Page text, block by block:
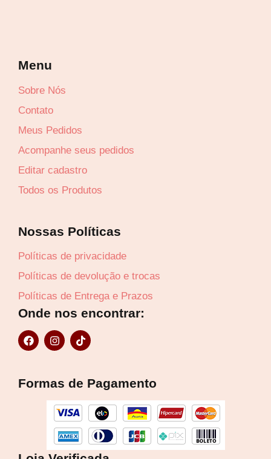
Revenda por
R$116,40
Menu
Sobre Nós
Contato
Meus Pedidos
Acompanhe seus pedidos
Editar cadastro
Todos os Produtos
Nossas Políticas
Políticas de privacidade
Políticas de devolução e trocas
Políticas de Entrega e Prazos
Onde nos encontrar:
F
a
o
I
n
g
a
m
T
i
k
Formas de Pagamento